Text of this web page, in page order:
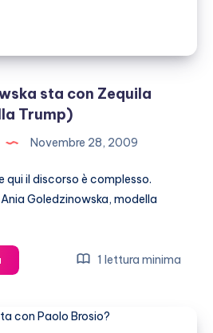
sta con Zequila
Trump)
Novembre 28, 2009
il discorso è complesso.
Goledzinowska, modella
Goledzinowska
con
1 lettura minima